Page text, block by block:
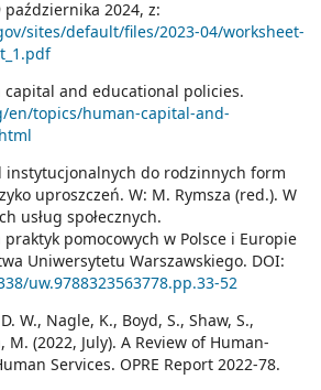
2024, z:
sites/default/files/2023-04/worksheet-
capital and educational policies.
en/topics/human-capital-and-
instytucjonalnych do rodzinnych form
uproszczeń. W: M. Rymsza (red.). W
usług społecznych.
pomocowych w Polsce i Europie
Uniwersytetu Warszawskiego. DOI:
uw.9788323563778.pp.33-52
W., Nagle, K., Boyd, S., Shaw, S.,
(2022, July). A Review of Human-
Services. OPRE Report 2022-78.